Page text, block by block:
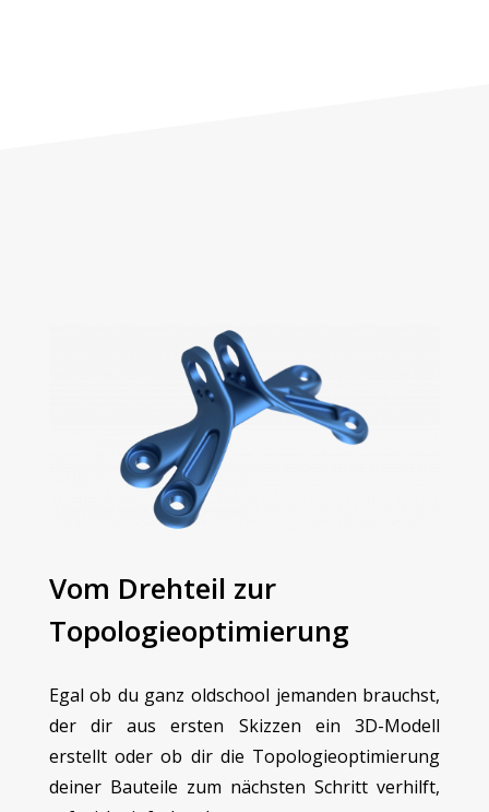
Vom Drehteil zur
Topologieoptimierung
Egal ob du ganz oldschool jemanden brauchst,
der dir aus ersten Skizzen ein 3D-Modell
erstellt oder ob dir die Topologieoptimierung
deiner Bauteile zum nächsten Schritt verhilft,